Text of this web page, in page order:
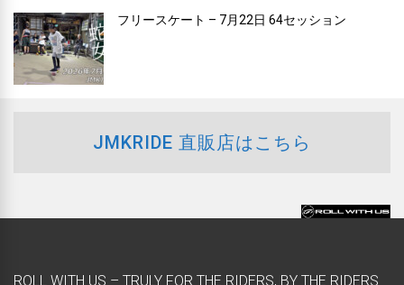
フリースケート – 7月22日 64セッション
JMKRIDE 直販店はこちら
ROLL WITH US – TRULY FOR THE RIDERS, BY THE RIDERS